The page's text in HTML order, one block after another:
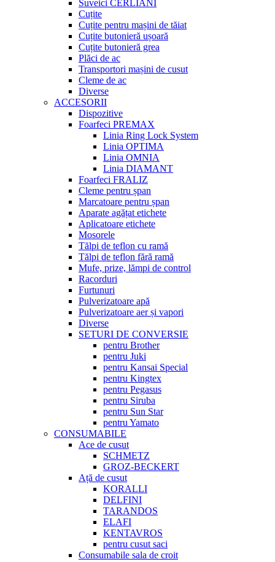
Suveici CERLIANI
Cuțite
Cuțite pentru mașini de tăiat
Cuțite butonieră ușoară
Cuțite butonieră grea
Plăci de ac
Transportori mașini de cusut
Cleme de ac
Diverse
ACCESORII
Dispozitive
Foarfeci PREMAX
Linia Ring Lock System
Linia OPTIMA
Linia OMNIA
Linia DIAMANT
Foarfeci FRALIZ
Cleme pentru șpan
Marcatoare pentru șpan
Aparate agățat etichete
Aplicatoare etichete
Mosorele
Tălpi de teflon cu ramă
Tălpi de teflon fără ramă
Mufe, prize, lămpi de control
Racorduri
Furtunuri
Pulverizatoare apă
Pulverizatoare aer și vapori
Diverse
SETURI DE CONVERSIE
pentru Brother
pentru Juki
pentru Kansai Special
pentru Kingtex
pentru Pegasus
pentru Siruba
pentru Sun Star
pentru Yamato
CONSUMABILE
Ace de cusut
SCHMETZ
GROZ-BECKERT
Ață de cusut
KORALLI
DELFINI
TARANDOS
ELAFI
KENTAVROS
pentru cusut saci
Consumabile sala de croit